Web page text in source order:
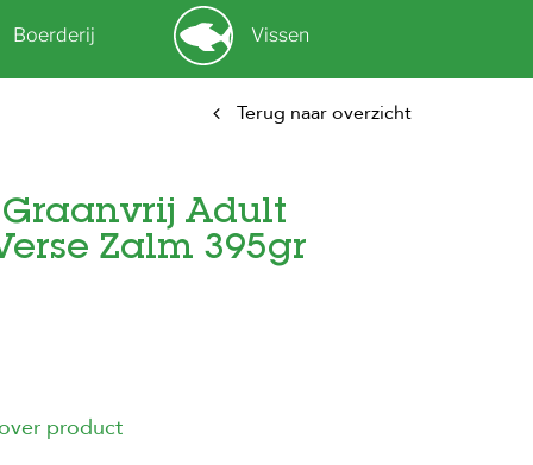
Boerderij Vissen
Terug naar overzicht
Graanvrij Adult
Zalm 395gr
product